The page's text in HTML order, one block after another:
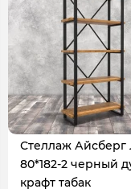
Стеллаж Айсберг
80*182-2 черный
крафт табак